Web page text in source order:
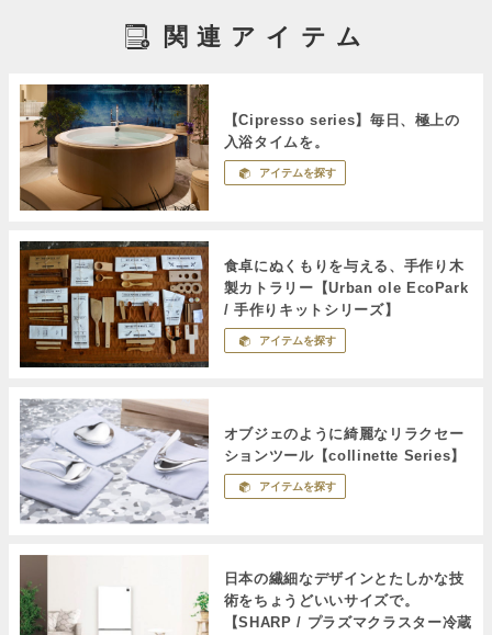
関連アイテム
【Cipresso series】毎日、極上の
入浴タイムを。
アイテムを探す
食卓にぬくもりを与える、手作り木
製カトラリー【Urban ole EcoPark
/ 手作りキットシリーズ】
アイテムを探す
オブジェのように綺麗なリラクセー
ションツール【collinette Series】
アイテムを探す
日本の繊細なデザインとたしかな技
術をちょうどいいサイズで。
【SHARP / プラズマクラスター冷蔵